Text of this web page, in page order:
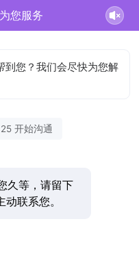
您服务
到您？我们会尽快为您解
开始沟通
久等，请留下
联系您。